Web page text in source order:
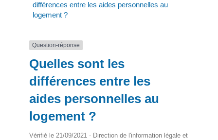
différences entre les aides personnelles au
logement ?
Question-réponse
Quelles sont les
différences entre les
aides personnelles au
logement ?
Vérifié le 21/09/2021 - Direction de l'information légale et